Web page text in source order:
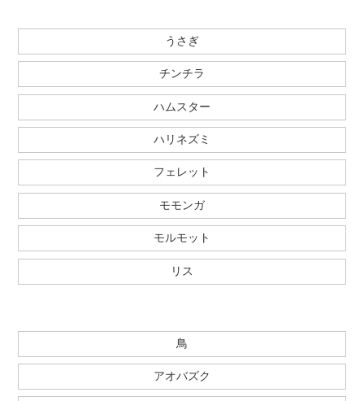
うさぎ
チンチラ
ハムスター
ハリネズミ
フェレット
モモンガ
モルモット
リス
鳥
アオバズク